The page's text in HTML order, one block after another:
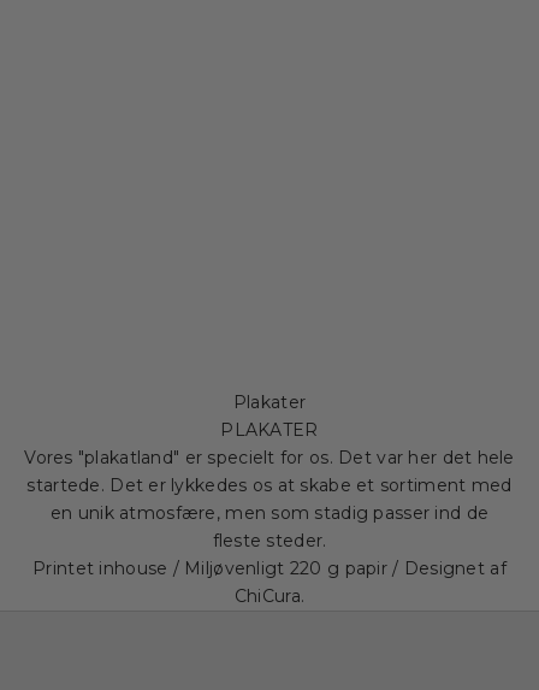
Plakater
PLAKATER
Vores "plakatland" er specielt for os. Det var her det hele
startede. Det er lykkedes os at skabe et sortiment med
en unik atmosfære, men som stadig passer ind de
fleste steder.
Printet inhouse / Miljøvenligt 220 g papir / Designet af
ChiCura.